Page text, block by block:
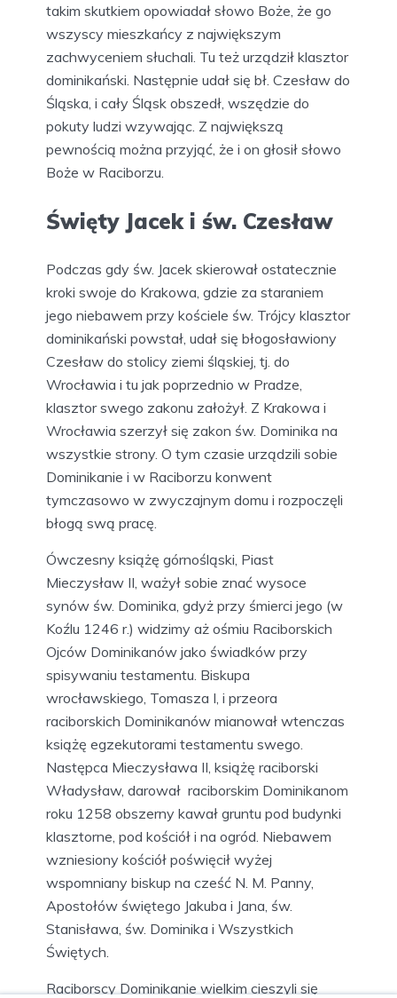
takim skutkiem opowiadał słowo Boże, że go
wszyscy mieszkańcy z największym
zachwyceniem słuchali. Tu też urządził klasztor
dominikański. Następnie udał się bł. Czesław do
Śląska, i cały Śląsk obszedł, wszędzie do
pokuty ludzi wzywając. Z największą
pewnością można przyjąć, że i on głosił słowo
Boże w Raciborzu.
Święty Jacek i św. Czesław
Podczas gdy św. Jacek skierował ostatecznie
kroki swoje do Krakowa, gdzie za staraniem
jego niebawem przy kościele św. Trójcy klasztor
dominikański powstał, udał się błogosławiony
Czesław do stolicy ziemi śląskiej, tj. do
Wrocławia i tu jak poprzednio w Pradze,
klasztor swego zakonu założył. Z Krakowa i
Wrocławia szerzył się zakon św. Dominika na
wszystkie strony. O tym czasie urządzili sobie
Dominikanie i w Raciborzu konwent
tymczasowo w zwyczajnym domu i rozpoczęli
błogą swą pracę.
Ówczesny książę górnośląski, Piast
Mieczysław II, ważył sobie znać wysoce
synów św. Dominika, gdyż przy śmierci jego (w
Koźlu 1246 r.) widzimy aż ośmiu Raciborskich
Ojców Dominikanów jako świadków przy
spisywaniu testamentu. Biskupa
wrocławskiego, Tomasza I, i przeora
raciborskich Dominikanów mianował wtenczas
książę egzekutorami testamentu swego.
Następca Mieczysława II, książę raciborski
Władysław, darował raciborskim Dominikanom
roku 1258 obszerny kawał gruntu pod budynki
klasztorne, pod kościół i na ogród. Niebawem
wzniesiony kościół poświęcił wyżej
wspomniany biskup na cześć N. M. Panny,
Apostołów świętego Jakuba i Jana, św.
Stanisława, św. Dominika i Wszystkich
Świętych.
Raciborscy Dominikanie wielkim cieszyli się